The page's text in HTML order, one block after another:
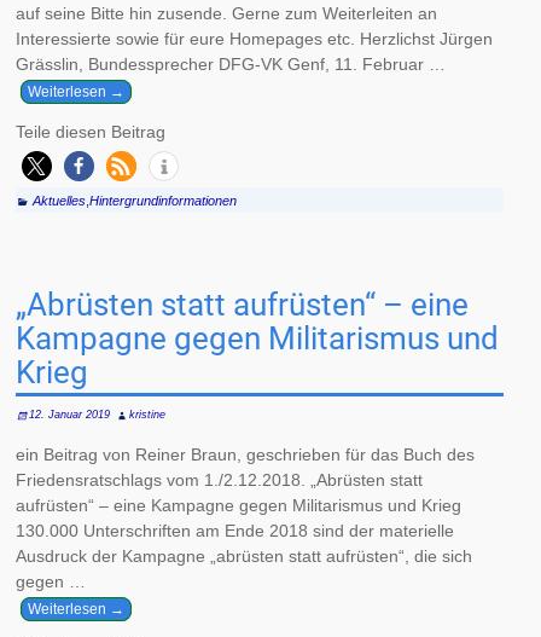
auf seine Bitte hin zusende. Gerne zum Weiterleiten an
Interessierte sowie für eure Homepages etc. Herzlichst Jürgen
Grässlin, Bundessprecher DFG-VK Genf, 11. Februar …
Weiterlesen →
Teile diesen Beitrag
Aktuelles, Hintergrundinformationen
„Abrüsten statt aufrüsten“ – eine
Kampagne gegen Militarismus und
Krieg
12. Januar 2019 kristine
ein Beitrag von Reiner Braun, geschrieben für das Buch des
Friedensratschlags vom 1./2.12.2018. „Abrüsten statt
aufrüsten“ – eine Kampagne gegen Militarismus und Krieg
130.000 Unterschriften am Ende 2018 sind der materielle
Ausdruck der Kampagne „abrüsten statt aufrüsten“, die sich
gegen …
Weiterlesen →